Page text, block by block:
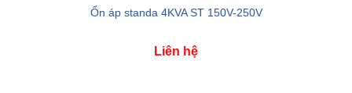
Ổn áp standa 4KVA ST 150V-250V
Liên hệ